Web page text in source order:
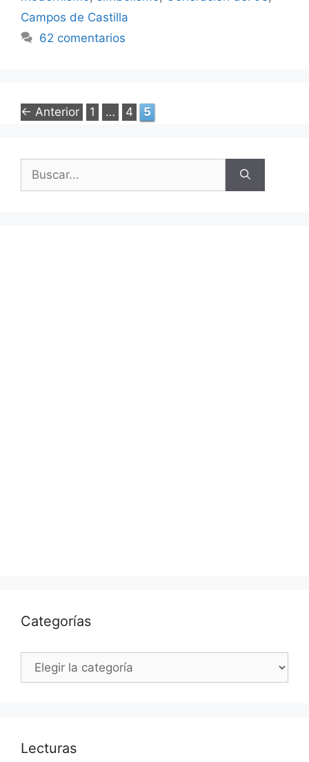
Campos de Castilla
62 comentarios
← Anterior Página
1 … Página
4 Página
5
Categorías
Categorías
Lecturas